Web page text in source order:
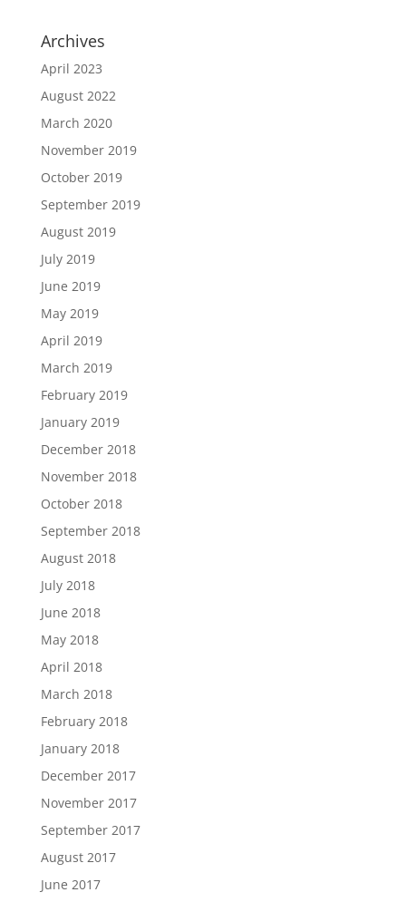
Archives
April 2023
August 2022
March 2020
November 2019
October 2019
September 2019
August 2019
July 2019
June 2019
May 2019
April 2019
March 2019
February 2019
January 2019
December 2018
November 2018
October 2018
September 2018
August 2018
July 2018
June 2018
May 2018
April 2018
March 2018
February 2018
January 2018
December 2017
November 2017
September 2017
August 2017
June 2017